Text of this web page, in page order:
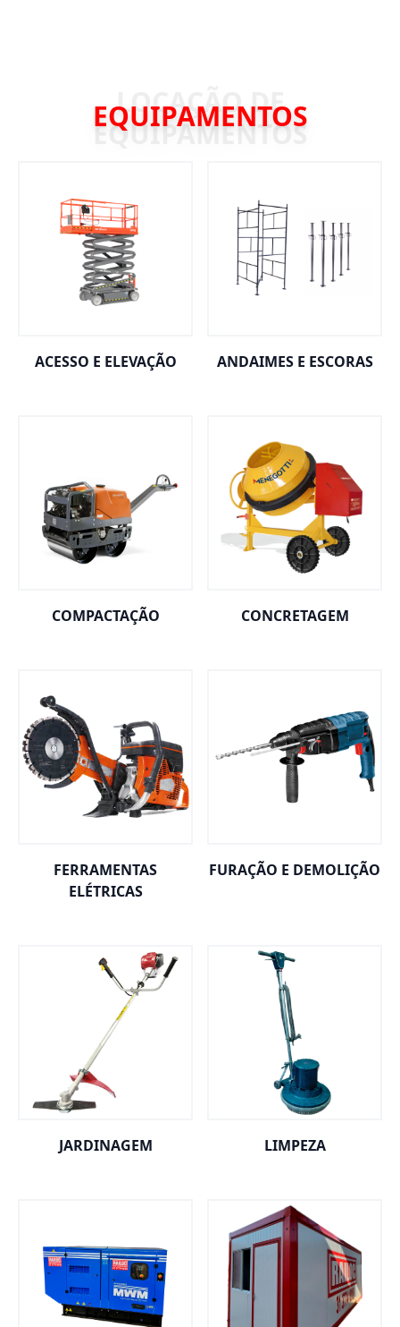
EQUIPAMENTOS
ACESSO E ELEVAÇÃO ANDAIMES E ESCORAS
COMPACTAÇÃO CONCRETAGEM
FERRAMENTAS
ELÉTRICAS
FURAÇÃO E DEMOLIÇÃO
JARDINAGEM LIMPEZA